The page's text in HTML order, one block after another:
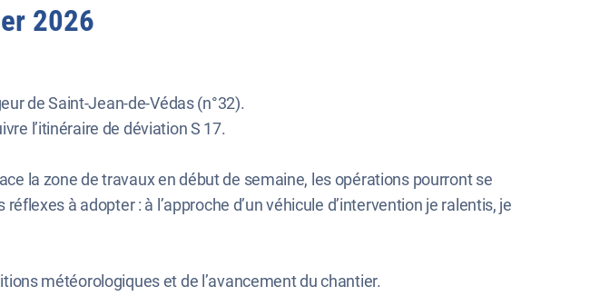
2026
de Saint-Jean-de-Védas (n°32).
l’itinéraire de déviation S 17.
la zone de travaux en début de semaine, les opérations pourront se
réflexes à adopter : à l’approche d’un véhicule d’intervention je ralentis, je
météorologiques et de l’avancement du chantier.